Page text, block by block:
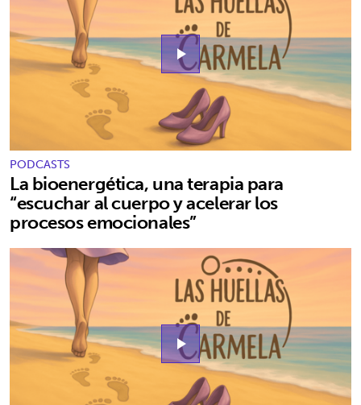
play_arrow
PODCASTS
La bioenergética, una terapia para
“escuchar al cuerpo y acelerar los
procesos emocionales”
play_arrow